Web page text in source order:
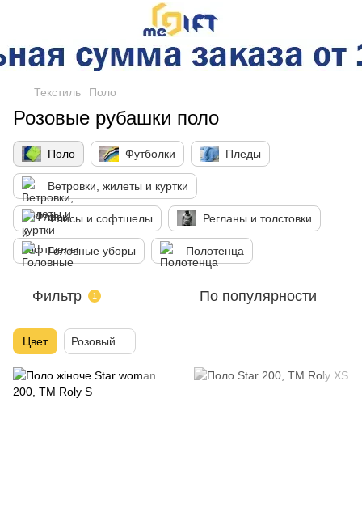
Текстиль Поло
Розовые рубашки поло
Поло Футболки Пледы
Ветровки, жилеты и куртки
Флисы и софтшелы Регланы и толстовки
Головные уборы Полотенца
Фильтр 1 По популярности
Цвет Розовый